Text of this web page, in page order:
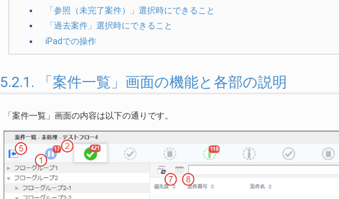
「参照（未完了案件）」選択時にできること
「過去案件」選択時にできること
iPadでの操作
5.2.1. 「案件一覧」画面の機能と各部の説明
「案件一覧」画面の内容は以下の通りです。